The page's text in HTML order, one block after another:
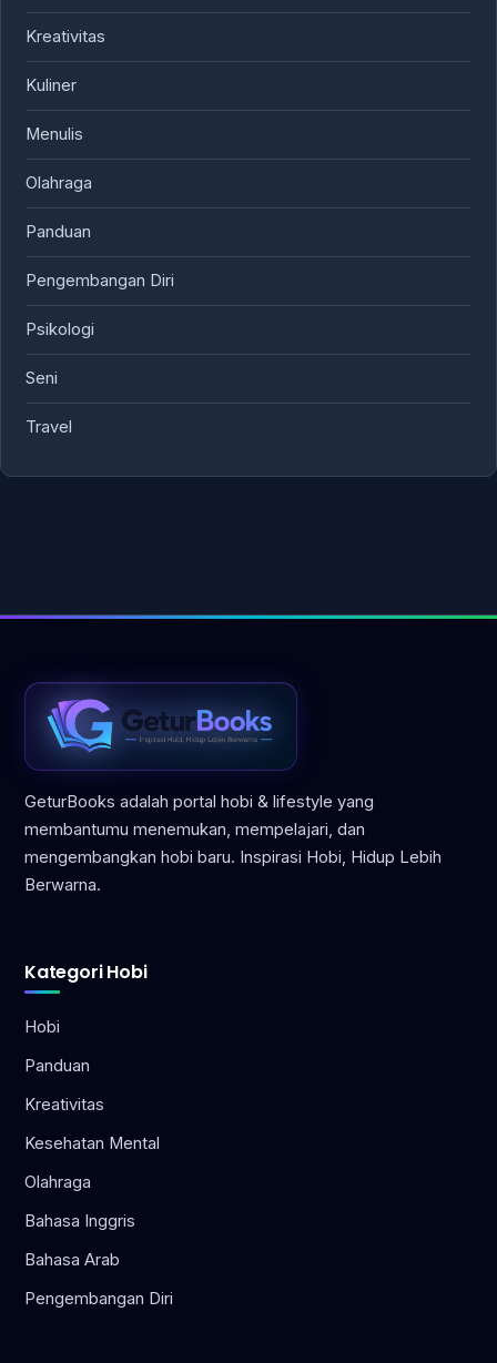
Kreativitas
Kuliner
Menulis
Olahraga
Panduan
Pengembangan Diri
Psikologi
Seni
Travel
GeturBooks adalah portal hobi & lifestyle yang
membantumu menemukan, mempelajari, dan
mengembangkan hobi baru. Inspirasi Hobi, Hidup Lebih
Berwarna.
Kategori Hobi
Hobi
Panduan
Kreativitas
Kesehatan Mental
Olahraga
Bahasa Inggris
Bahasa Arab
Pengembangan Diri